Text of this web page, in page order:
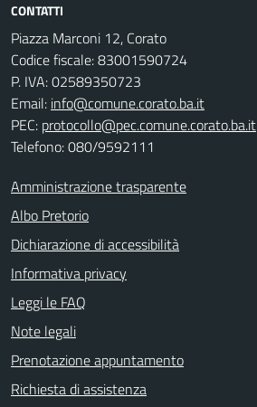
CONTATTI
Piazza Marconi 12, Corato
Codice fiscale: 83001590724
P. IVA: 02589350723
Email: info@comune.corato.ba.it
PEC: protocollo@pec.comune.corato.ba.it
Telefono: 080/9592111
Amministrazione trasparente
Albo Pretorio
Dichiarazione di accessibilità
Informativa privacy
Leggi le FAQ
Note legali
Prenotazione appuntamento
Richiesta di assistenza